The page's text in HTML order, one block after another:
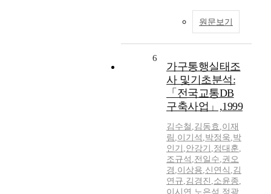
원문보기
6
가구통행실태조
사 및기초분석:
「전국교통DB
구축사업」,1999
김수철 ,김동효 ,이재
림 ,이기석 ,박정욱,박
인기 ,안강기 ,정대훈,
조규석 ,전일수,권오
경 ,이상용,신연식 ,김
연규,김경진 ,소윤종,
이시연 ,노은석 ,정광